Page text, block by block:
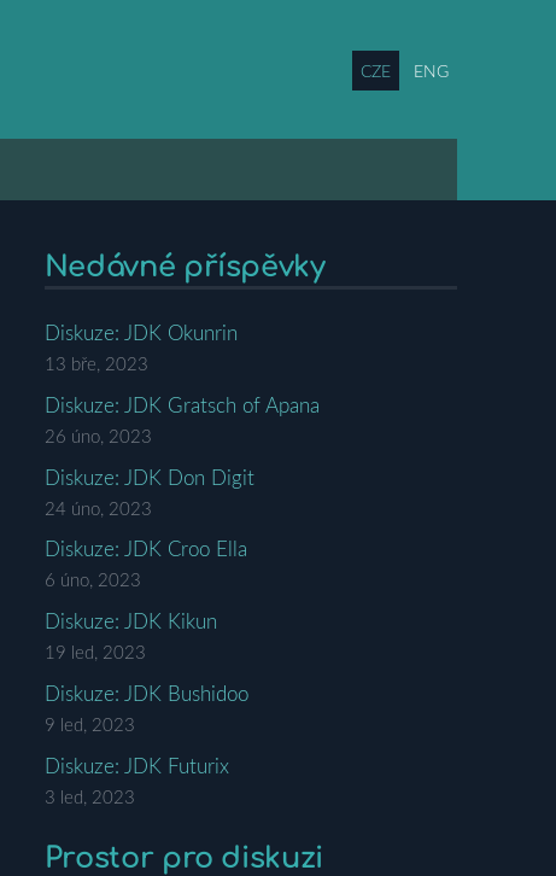
CZE ENG
Nedávné příspěvky
Diskuze: JDK Okunrin
13 bře, 2023
Diskuze: JDK Gratsch of Apana
26 úno, 2023
Diskuze: JDK Don Digit
24 úno, 2023
Diskuze: JDK Croo Ella
6 úno, 2023
Diskuze: JDK Kikun
19 led, 2023
Diskuze: JDK Bushidoo
9 led, 2023
Diskuze: JDK Futurix
3 led, 2023
Prostor pro diskuzi